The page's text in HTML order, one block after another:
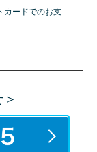
ードでのお支